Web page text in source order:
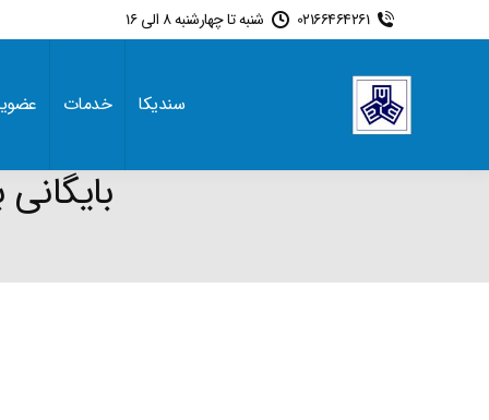
02166464261 شنبه تا چهارشنبه 8 الی 16
سندیکا خدمات